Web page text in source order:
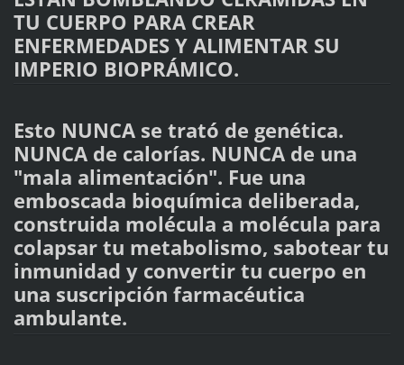
TU CUERPO PARA CREAR
ENFERMEDADES Y ALIMENTAR SU
IMPERIO BIOPRÁMICO.
Esto NUNCA se trató de genética.
NUNCA de calorías. NUNCA de una
"mala alimentación". Fue una
emboscada bioquímica deliberada,
construida molécula a molécula para
colapsar tu metabolismo, sabotear tu
inmunidad y convertir tu cuerpo en
una suscripción farmacéutica
ambulante.